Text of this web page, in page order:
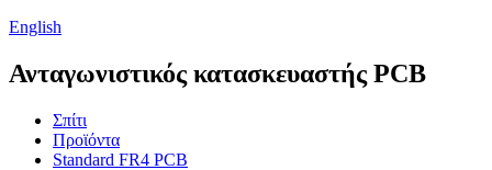
English
Ανταγωνιστικός κατασκευαστής PCB
Σπίτι
Προϊόντα
Standard FR4 PCB